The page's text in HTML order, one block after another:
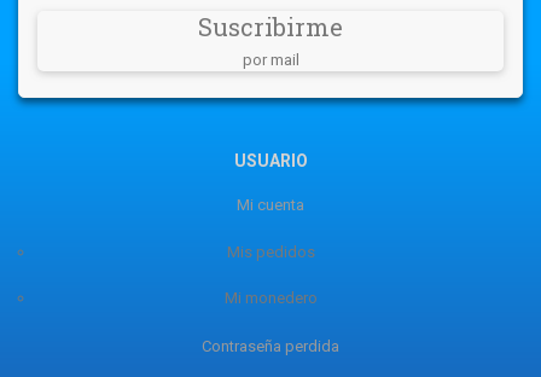
Suscribirme
por mail
USUARIO
Mi cuenta
Mis pedidos
Mi monedero
Contraseña perdida